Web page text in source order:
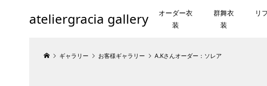
ateliergracia gallery
オーダー衣
装
群舞衣
装
リ
ギャラリー お客様ギャラリー A.Kさんオーダー：ソレア